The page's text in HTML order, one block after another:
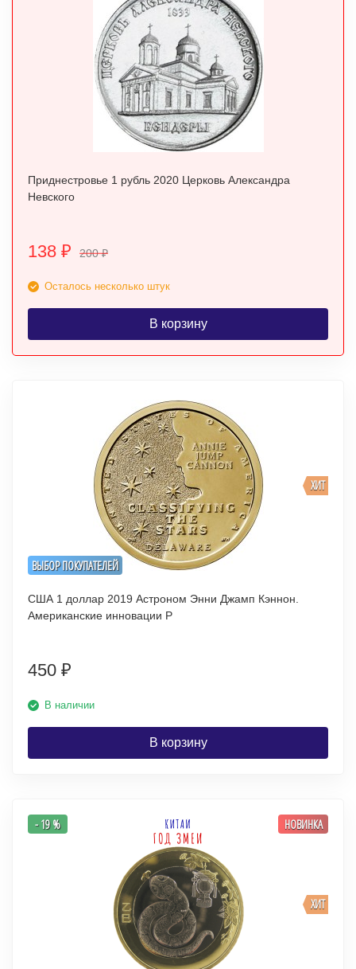
Приднестровье 1 рубль 2020 Церковь Александра
Невского
138 ₽ 200₽
Осталось несколько штук
В корзину
ВЫБОР ПОКУПАТЕЛЕЙ
ХИТ
США 1 доллар 2019 Астроном Энни Джамп Кэннон.
Американские инновации P
450 ₽
В наличии
В корзину
ХИТ
- 19 % НОВИНКА